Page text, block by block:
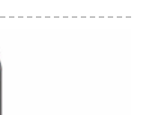
Gと同时に信老机を受